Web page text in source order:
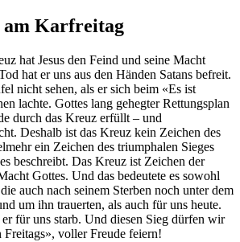
am Karfreitag
hat Jesus den Feind und seine Macht
hat er uns aus den Händen Satans befreit.
nicht sehen, als er sich beim «Es ist
lachte. Gottes lang gehegter Rettungsplan
durch das Kreuz erfüllt – und
Deshalb ist das Kreuz kein Zeichen des
ein Zeichen des triumphalen Sieges
beschreibt. Das Kreuz ist Zeichen der
Gottes. Und das bedeutete es sowohl
auch nach seinem Sterben noch unter dem
um ihn trauerten, als auch für uns heute.
für uns starb. Und diesen Sieg dürfen wir
Freitags», voller Freude feiern!